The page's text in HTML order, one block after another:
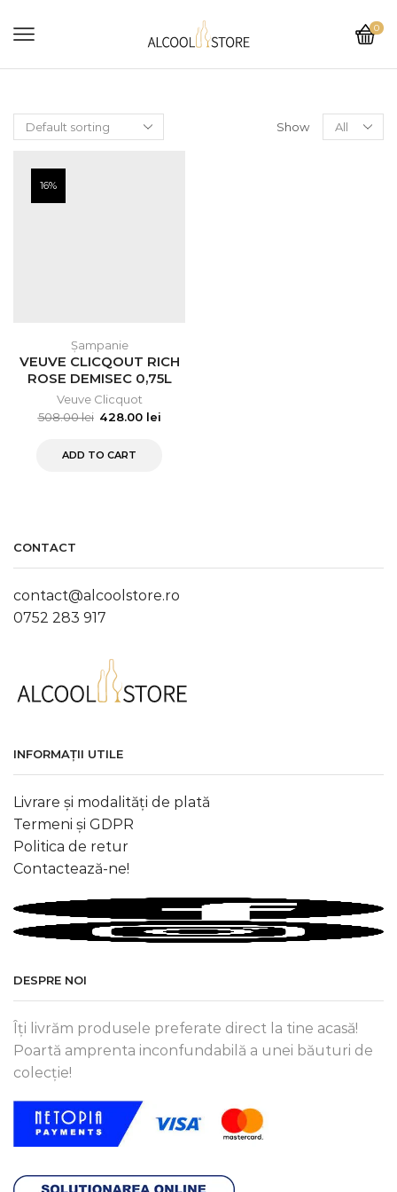
0
Show
16%
Șampanie
VEUVE CLICQOUT RICH
ROSE DEMISEC 0,75L
Veuve Clicquot
508.00lei 428.00 lei
ADD TO CART
CONTACT
contact@alcoolstore.ro
0752 283 917
INFORMAȚII UTILE
Livrare și modalități de plată
Termeni și GDPR
Politica de retur
Contactează-ne!
DESPRE NOI
Îți livrăm produsele preferate direct la tine acasă!
Poartă amprenta inconfundabilă a unei băuturi de
colecție!